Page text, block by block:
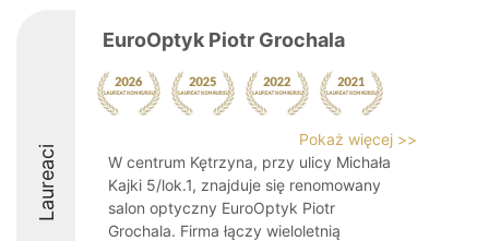
Laureaci
EuroOptyk Piotr Grochala
Pokaż więcej >>
W centrum Kętrzyna, przy ulicy Michała
Kajki 5/lok.1, znajduje się renomowany
salon optyczny EuroOptyk Piotr
Grochala. Firma łączy wieloletnią